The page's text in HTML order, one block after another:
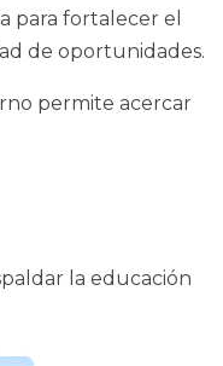
para fortalecer el
de oportunidades.
permite acercar
la educación